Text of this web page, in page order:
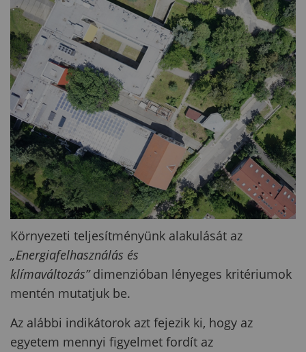
Környezeti teljesítményünk alakulását az
„Energiafelhasználás és
klímaváltozás”dimenzióban lényeges kritériumok
mentén mutatjuk be.
Az alábbi indikátorok azt fejezik ki, hogy az
egyetem mennyi figyelmet fordít az